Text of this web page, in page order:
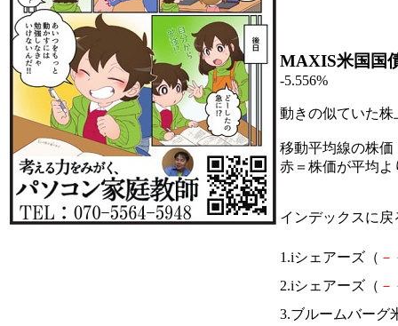
MAXIS米国国
-5.556%
動きの似ていた
移動平均線の株価
赤＝株価が平均
インデックスに戻
1.iシェアーズ（ －
2.iシェアーズ（ －
3.ブルームバーグ